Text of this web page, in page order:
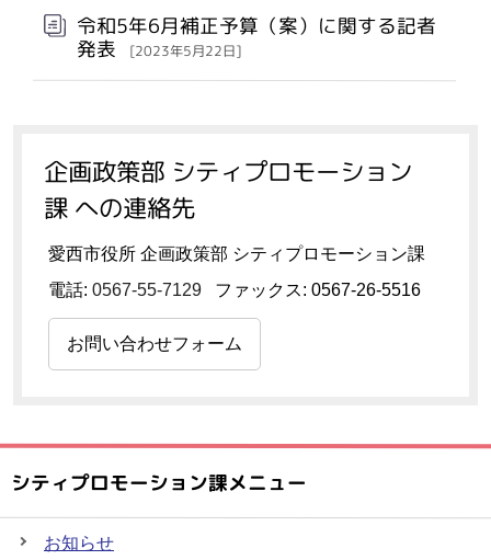
令和5年6月補正予算（案）に関する記者
発表 [2023年5月22日]
企画政策部 シティプロモーション
課 への連絡先
愛西市役所 企画政策部 シティプロモーション課
電話: 0567-55-7129 ファックス: 0567-26-5516
お問い合わせフォーム
シティプロモーション課メニュー
お知らせ